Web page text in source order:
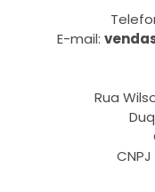
E-mail:
Rua